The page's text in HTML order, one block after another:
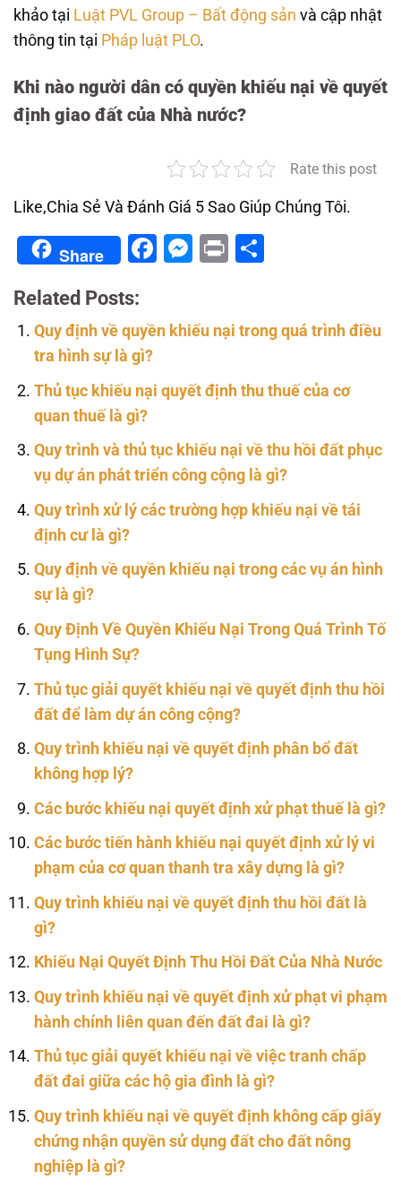
khảo tại Luật PVL Group – Bất động sản và cập nhật
thông tin tại Pháp luật PLO.
Khi nào người dân có quyền khiếu nại về quyết
định giao đất của Nhà nước?
Rate this post
Like,Chia Sẻ Và Đánh Giá 5 Sao Giúp Chúng Tôi.
Share Facebook
Messenger
Print
Related Posts:
Quy định về quyền khiếu nại trong quá trình điều
tra hình sự là gì?
Thủ tục khiếu nại quyết định thu thuế của cơ
quan thuế là gì?
Quy trình và thủ tục khiếu nại về thu hồi đất phục
vụ dự án phát triển công cộng là gì?
Quy trình xử lý các trường hợp khiếu nại về tái
định cư là gì?
Quy định về quyền khiếu nại trong các vụ án hình
sự là gì?
Quy Định Về Quyền Khiếu Nại Trong Quá Trình Tố
Tụng Hình Sự?
Thủ tục giải quyết khiếu nại về quyết định thu hồi
đất để làm dự án công cộng?
Quy trình khiếu nại về quyết định phân bổ đất
không hợp lý?
Các bước khiếu nại quyết định xử phạt thuế là gì?
Các bước tiến hành khiếu nại quyết định xử lý vi
phạm của cơ quan thanh tra xây dựng là gì?
Quy trình khiếu nại về quyết định thu hồi đất là
gì?
Khiếu Nại Quyết Định Thu Hồi Đất Của Nhà Nước
Quy trình khiếu nại về quyết định xử phạt vi phạm
hành chính liên quan đến đất đai là gì?
Thủ tục giải quyết khiếu nại về việc tranh chấp
đất đai giữa các hộ gia đình là gì?
Quy trình khiếu nại về quyết định không cấp giấy
chứng nhận quyền sử dụng đất cho đất nông
nghiệp là gì?